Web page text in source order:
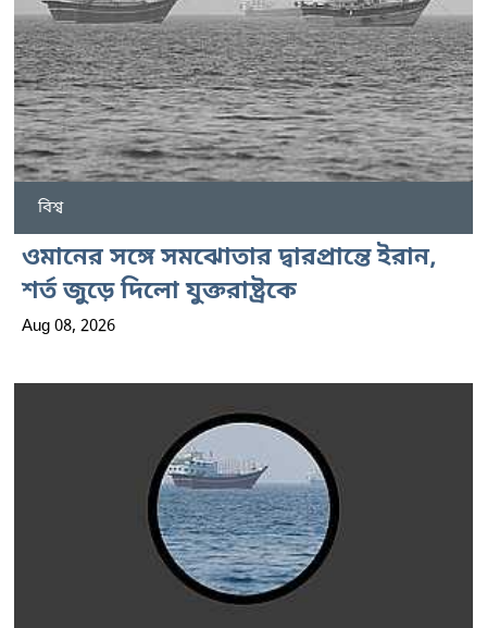
বিশ্ব
ওমানের সঙ্গে সমঝোতার দ্বারপ্রান্তে ইরান,
শর্ত জুড়ে দিলো যুক্তরাষ্ট্রকে
Aug 08, 2026